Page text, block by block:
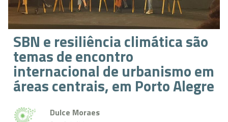
SBN e resiliência climática são
temas de encontro
internacional de urbanismo em
áreas centrais, em Porto Alegre
Dulce Moraes